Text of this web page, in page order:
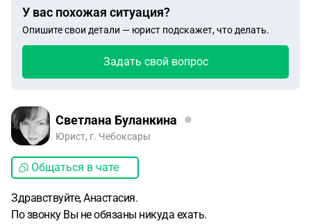
У вас похожая ситуация?
Опишите свои детали — юрист подскажет, что делать.
Задать свой вопрос
Светлана Буланкина
Юрист, г. Чебоксары
Общаться в чате
Здравствуйте, Анастасия.
По звонку Вы не обязаны никуда ехать.